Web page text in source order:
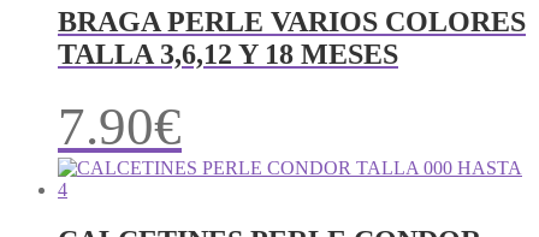
BRAGA PERLE VARIOS COLORES
TALLA 3,6,12 Y 18 MESES
7.90€